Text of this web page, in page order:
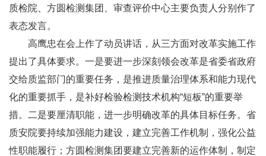
质检院、方圆检测集团、审查评价中心主要负责人分别作了
表态发言。
高鹰忠在会上作了动员讲话，从三方面对改革实施工作
提出了具体要求。一是要进一步深刻领会改革是省委省政府
交给质监部门的重要任务，是推进质量治理体系和能力现代
化的重要抓手，是补好检验检测技术机构“短板”的重要举
措。二是要厘清职能，进一步明确改革的具体目标任务。省
质安院要持续加强能力建设，建立完善工作机制，强化公益
性职能履行；方圆检测集团要建立完善新的运作体制，制定